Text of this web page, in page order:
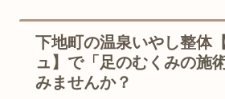
下地町の温泉いやし整体
ュ】で「足のむくみの施
みませんか？